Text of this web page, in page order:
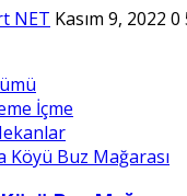
NET Kasım 9, 2022 0
İçme